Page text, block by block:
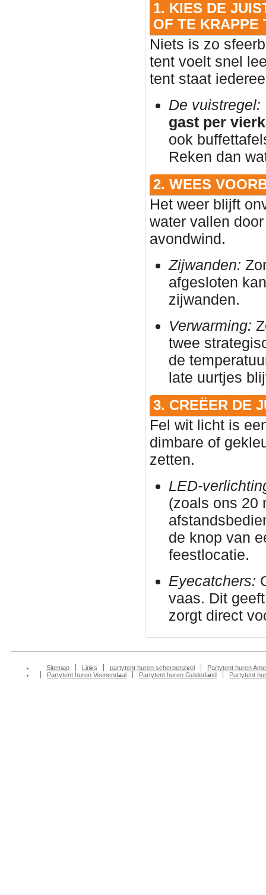
1. KIES DE
OF TE KRAPPE
Niets is zo
tent voelt snel
tent staat
De vuistregel:
gast per
ook
Reken dan
2. WEES
Het weer blijft
water vallen
avondwind.
Zijwanden:
afgesloten
zijwanden.
Verwarming:
twee
de
late uurtjes
3. CREËER DE
Fel wit licht is
dimbare of
zetten.
LED-
(zoals ons 20
de knop van
feestlocatie.
Eyecatchers:
vaas. Dit
zorgt direct
Sitemap Links partytent huren scherpenzeel
Partytent huren
Partytent huren Veenendaal
Partytent huren Gelderland Partytent